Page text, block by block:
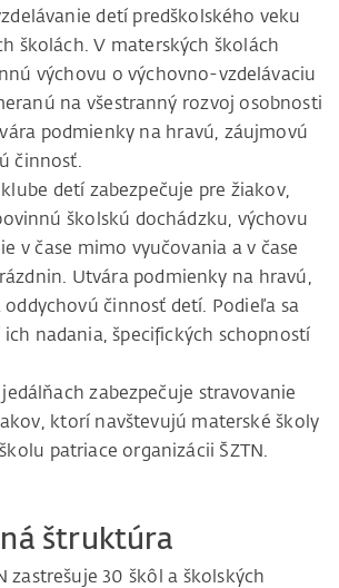
detí predškolského veku
školách. V materských školách
výchovu o výchovno-vzdelávaciu
na všestranný rozvoj osobnosti
podmienky na hravú, záujmovú
činnosť.
detí zabezpečuje pre žiakov,
školskú dochádzku, výchovu
v čase mimo vyučovania a v čase
Utvára podmienky na hravú,
činnosť detí. Podieľa sa
nadania, špecifických schopností
zabezpečuje stravovanie
ktorí navštevujú materské školy
patriace organizácii ŠZTN.
štruktúra
zastrešuje 30 škôl a školských